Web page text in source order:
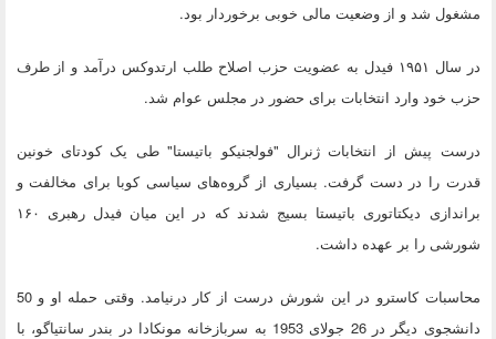
مشغول شد و از وضعیت مالی خوبی برخوردار بود.
در سال ۱۹۵۱ فیدل به عضویت حزب اصلاح طلب ارتدوكس درآمد و از طرف
حزب خود وارد انتخابات برای حضور در مجلس عوام شد.
درست پیش از انتخابات ژنرال "فولجنیكو باتیستا" طی یک كودتای خونین
قدرت را در دست گرفت. بسیاری از گروه‌های سیاسی كوبا برای مخالفت و
براندازی دیكتاتوری باتیستا بسیج شدند كه در این میان فیدل رهبری ۱۶۰
شورشی را بر عهده داشت.
محاسبات كاسترو در این شورش درست از كار درنیامد. وقتی حمله او و 50
دانشجوی دیگر در 26 جولای 1953 به سربازخانه مونکادا در بندر سانتیاگو، با